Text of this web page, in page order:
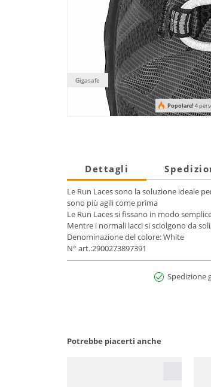
Gigasafe
Popolare! 4
Dettagli
Le Run Laces sono la soluzione ideale
sono più agili come prima
Le Run Laces si fissano in modo
Mentre i normali lacci si sciolgono da
Denominazione del colore: White
N° art.:2900273897391
Spedizione
Potrebbe piacerti anche